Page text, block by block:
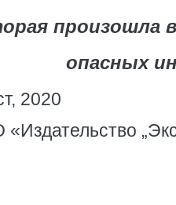
произошла
опасных
2020